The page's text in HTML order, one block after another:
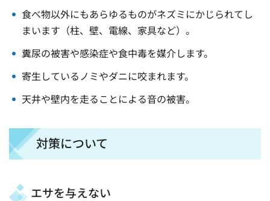
食べ物以外にもあらゆるものがネズミにかじられてし
まいます（柱、壁、電線、家具など）。
糞尿の被害や感染症や食中毒を媒介します。
寄生しているノミやダニに咬まれます。
天井や壁内を走ることによる音の被害。
対策について
エサを与えない